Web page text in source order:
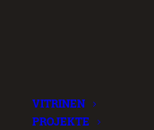
VITRINEN
PROJEKTE